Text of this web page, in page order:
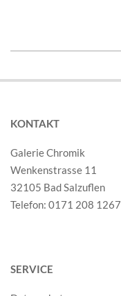
10-
KONTAKT
Galerie Chromik
Wenkenstrasse 11
32105 Bad Salzuflen
Telefon: 0171 208 1267
SERVICE